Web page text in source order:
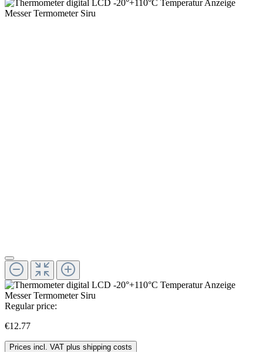
Regular price:
€12.77
Prices incl. VAT plus shipping costs